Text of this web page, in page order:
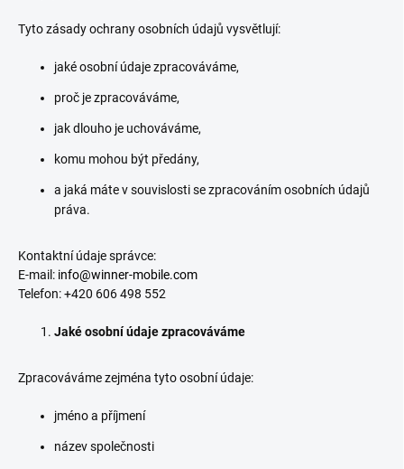
Tyto zásady ochrany osobních údajů vysvětlují:
jaké osobní údaje zpracováváme,
proč je zpracováváme,
jak dlouho je uchováváme,
komu mohou být předány,
a jaká máte v souvislosti se zpracováním osobních údajů
práva.
Kontaktní údaje správce:
E-mail: info@winner-mobile.com
Telefon: +420 606 498 552
Jaké osobní údaje zpracováváme
Zpracováváme zejména tyto osobní údaje:
jméno a příjmení
název společnosti